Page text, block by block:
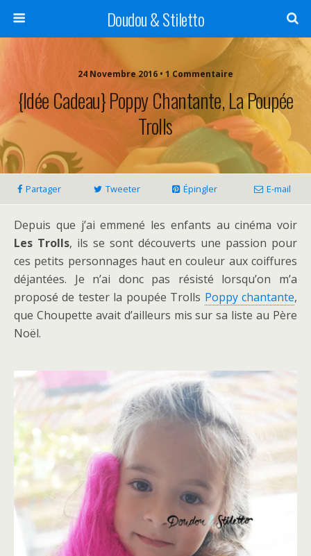
Doudou & Stiletto
24 Novembre 2016 • 1 Commentaire
{Idée Cadeau} Poppy Chantante, La Poupée
Trolls
Partager Tweeter Épingler E-mail
Depuis que j’ai emmené les enfants au cinéma voir
Les Trolls, ils se sont découverts une passion pour
ces petits personnages haut en couleur aux coiffures
déjantées. Je n’ai donc pas résisté lorsqu’on m’a
proposé de tester la poupée Trolls Poppy chantante,
que Choupette avait d’ailleurs mis sur sa liste au Père
Noël.